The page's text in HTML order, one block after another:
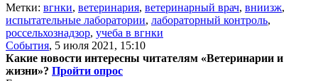
Метки: вгнки, ветеринария, ветеринарный врач, вниизж,
испытательные лаборатории, лабораторный контроль,
россельхознадзор, учеба в вгнки
События, 5 июля 2021, 15:10
Какие новости интересны читателям «Ветеринарии и
жизни»? Пройти опрос